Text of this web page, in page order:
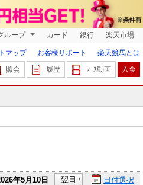
ループ カード 銀行 楽天市場
マップ お客様サポート
楽天競馬とは
照会 履歴 ﾚｰｽ動画 入金
年5月10日 翌日 日付選択